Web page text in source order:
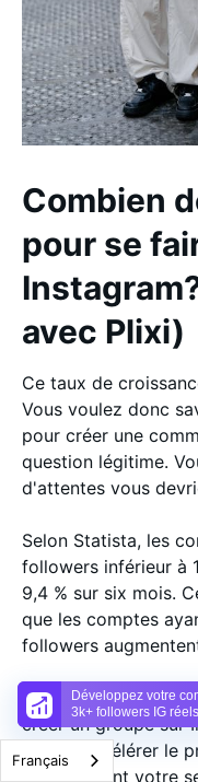
Développez votre
3k+ followers IG
Combien
pour se
avec Plixi)
Ce taux de
Vous voulez donc
pour créer une
question légitime.
d'attentes vous
Selon Statista, les
followers inférieur à
9,4 % sur six mois.
que les comptes
followers
Vous avez
créer un groupe sur
voulez accélérer le
parfaitement votre
Français